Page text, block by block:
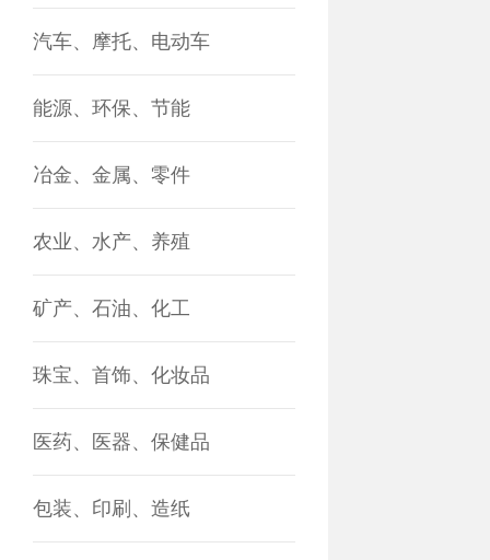
汽车、摩托、电动车
能源、环保、节能
冶金、金属、零件
农业、水产、养殖
矿产、石油、化工
珠宝、首饰、化妆品
医药、医器、保健品
包装、印刷、造纸